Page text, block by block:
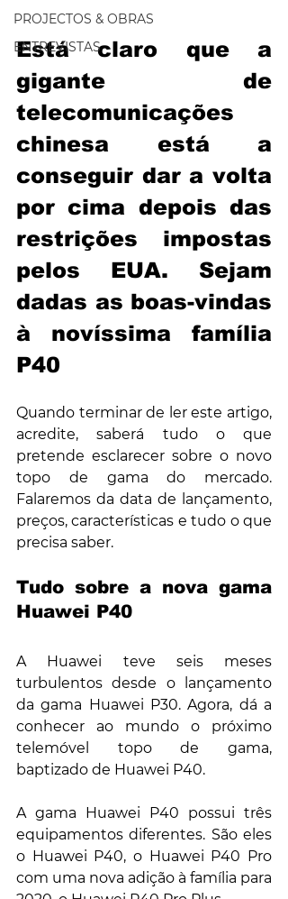
PROJECTOS & OBRAS
ENTREVISTAS
Está claro que a
gigante de
telecomunicações
chinesa está a
conseguir dar a volta
por cima depois das
restrições impostas
pelos EUA. Sejam
dadas as boas-vindas
à novíssima família
P40
Quando terminar de ler este artigo,
acredite, saberá tudo o que
pretende esclarecer sobre o novo
topo de gama do mercado.
Falaremos da data de lançamento,
preços, características e tudo o que
precisa saber.
Tudo sobre a nova gama
Huawei P40
A Huawei teve seis meses
turbulentos desde o lançamento
da gama Huawei P30. Agora, dá a
conhecer ao mundo o próximo
telemóvel topo de gama,
baptizado de Huawei P40.
A gama Huawei P40 possui três
equipamentos diferentes. São eles
o Huawei P40, o Huawei P40 Pro
com uma nova adição à família para